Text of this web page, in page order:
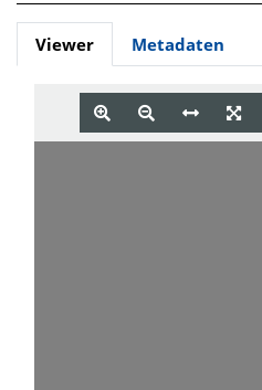
Viewer Metadaten